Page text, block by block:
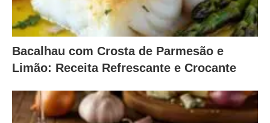
Bacalhau com Crosta de Parmesão e
Limão: Receita Refrescante e Crocante